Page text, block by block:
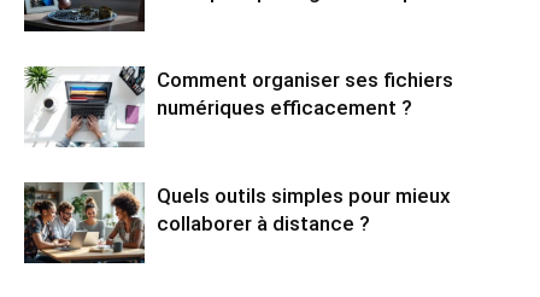
Comment organiser ses fichiers
numériques efficacement ?
Quels outils simples pour mieux
collaborer à distance ?